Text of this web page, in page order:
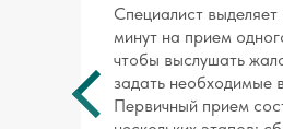
Специалист
минут на прием
чтобы выслушать
задать необходимые
Первичный прием